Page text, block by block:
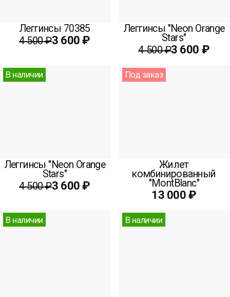
Леггинсы 70385
4 500 ₽3 600 ₽
Леггинсы "Neon Orange
Stars"
4 500 ₽3 600 ₽
В наличии
Леггинсы "Neon Orange
Stars"
4 500 ₽3 600 ₽
Под заказ
Жилет
комбинированный
"MontBlanc"
13 000 ₽
В наличии В наличии